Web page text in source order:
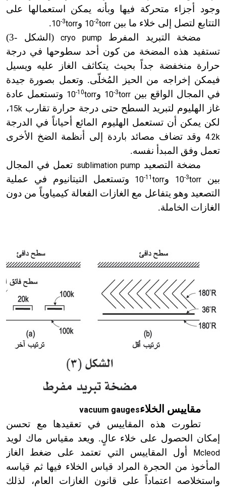
وجود أجزاء متحركة فيها وبأنه يمكن استعمالها على
التتابع لتصل إلى خلاء ما بين
10-2torr و 10-3torr
.
مضخة التبريد المفرطcryo pump(الشكل -
3)
تستفيد هذه المضخة من كون أحد سطوحها في درجة
حرارة منخفضة جداً بحيث يتكاثف الغاز عليه ويسيل
فيمكن إخراجه من الحيز المُخلّى. وتعمل بصورة جيدة
في المجال الواقع بين
10-3torr و 10-10torr
وتستعمل عادة
غاز الهليوم لتبريد السطح حتى درجة حرارة تقارب 15k،
لكن يمكن أن تستعمل الهليوم المائع أحياناً في الدرجة
4.2k وقد تضاف مصائد باردة إلى أنظمة الضخ الأخرى
تعمل وفق المبدأ نفسه.
مضخة التصعيدsublimation pump تعمل في المجال
بين
10-3torr و 10-11torr
وتستعمل التيتانيوم في عملية
التصعيد وهو يتفاعل مع الغازات الفعالة كيمياوياً من دون
الغازات الخاملة.
مقاييس الخلاءvacuum gauges
تطورت هذه المقاييس في تعقيدها مع تحسن
إمكان الحصول على خلاء عالٍ. ويعد مقياس ماك لويد
Mcleod
أول المقاييس التي تعتمد على ضغط الغاز
المأخوذ من الحجرة المراد قياس الخلاء فيها ثم قياسه
واستخلاصه اعتماداً على قانون الغازات العام، لذلك